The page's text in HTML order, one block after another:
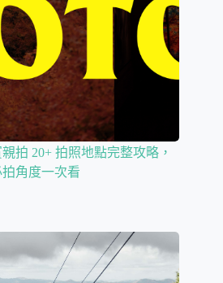
拍 20+ 拍照地點完整攻略，
角度一次看